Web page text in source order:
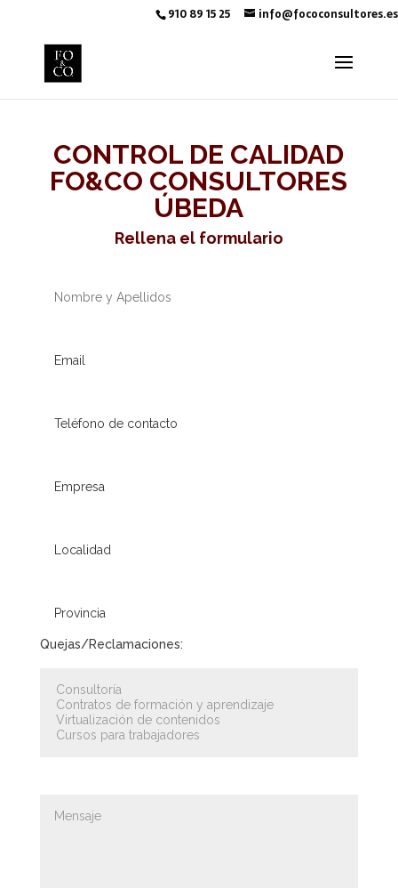
910 89 15 25 info@fococonsultores.es
CONTROL DE CALIDAD
FO&CO CONSULTORES
ÚBEDA
Rellena el formulario
Quejas/Reclamaciones: